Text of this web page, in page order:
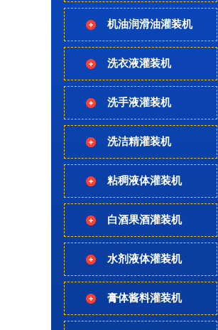
机油润滑油灌装机
洗衣液灌装机
洗手液灌装机
洗洁精灌装机
粘稠液体灌装机
白酒果酒灌装机
水剂液体灌装机
膏体酱料灌装机